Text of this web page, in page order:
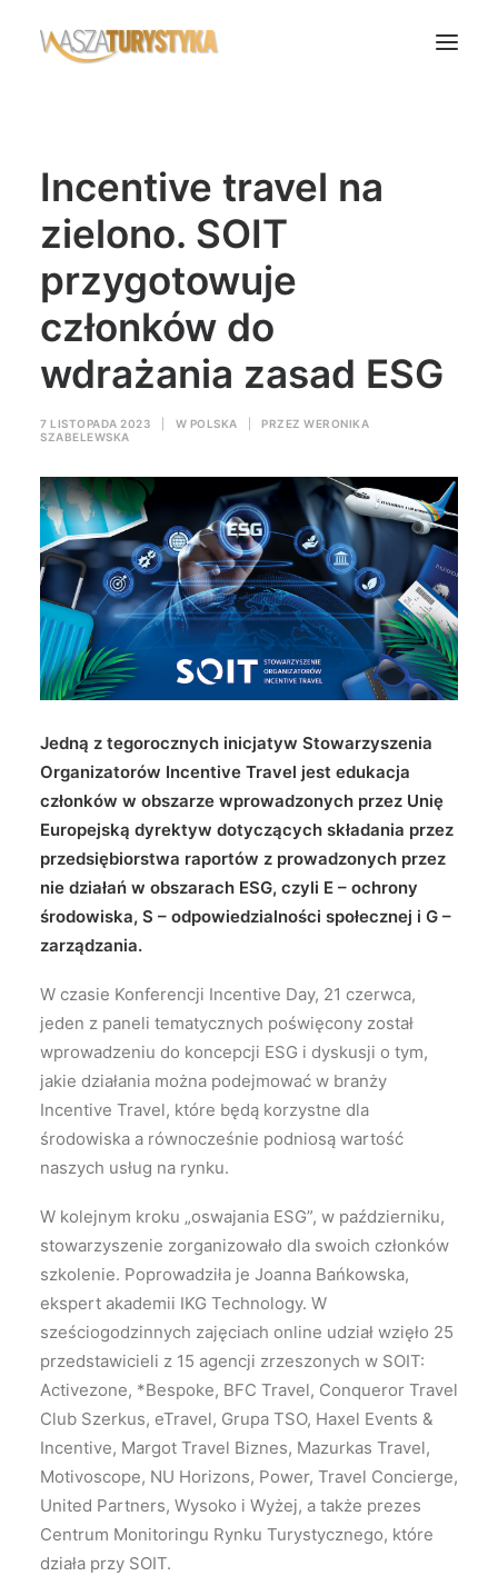
Biura podróży
Transport
Noclegi
Polska
Świat
Podcasty
Wasze Podróże
Wyszukiwanie
Incentive travel na
zielono. SOIT
przygotowuje
członków do
wdrażania zasad ESG
7 LISTOPADA 2023 W POLSKA PRZEZ WERONIKA
SZABELEWSKA
Jedną z tegorocznych inicjatyw Stowarzyszenia
Organizatorów Incentive Travel jest edukacja
członków w obszarze wprowadzonych przez Unię
Europejską dyrektyw dotyczących składania przez
przedsiębiorstwa raportów z prowadzonych przez
nie działań w obszarach ESG, czyli E – ochrony
środowiska, S – odpowiedzialności społecznej i G –
zarządzania.
W czasie Konferencji Incentive Day, 21 czerwca,
jeden z paneli tematycznych poświęcony został
wprowadzeniu do koncepcji ESG i dyskusji o tym,
jakie działania można podejmować w branży
Incentive Travel, które będą korzystne dla
środowiska a równocześnie podniosą wartość
naszych usług na rynku.
W kolejnym kroku „oswajania ESG”, w październiku,
stowarzyszenie zorganizowało dla swoich członków
szkolenie. Poprowadziła je Joanna Bańkowska,
ekspert akademii IKG Technology. W
sześciogodzinnych zajęciach online udział wzięło 25
przedstawicieli z 15 agencji zrzeszonych w SOIT:
Activezone, *Bespoke, BFC Travel, Conqueror Travel
Club Szerkus, eTravel, Grupa TSO, Haxel Events &
Incentive, Margot Travel Biznes, Mazurkas Travel,
Motivoscope, NU Horizons, Power, Travel Concierge,
United Partners, Wysoko i Wyżej, a także prezes
Centrum Monitoringu Rynku Turystycznego, które
działa przy SOIT.